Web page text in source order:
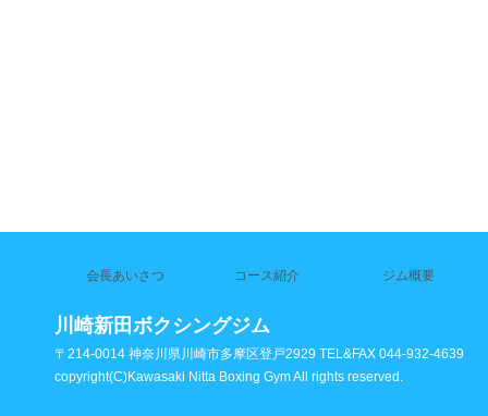
会長あいさつ コース紹介 ジム概要
川崎新田ボクシングジム
〒214-0014 神奈川県川崎市多摩区登戸2929 TEL&FAX 044-932-4639
copyright(C)Kawasaki Nitta Boxing Gym All rights reserved.